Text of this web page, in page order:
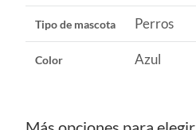
Tipo de mascota Perros
Color Azul